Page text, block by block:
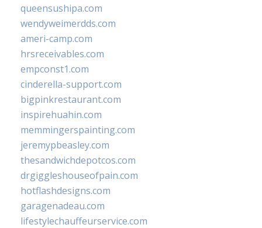
queensushipa.com
wendyweimerdds.com
ameri-camp.com
hrsreceivables.com
empconst1.com
cinderella-support.com
bigpinkrestaurant.com
inspirehuahin.com
memmingerspainting.com
jeremypbeasley.com
thesandwichdepotcos.com
drgiggleshouseofpain.com
hotflashdesigns.com
garagenadeau.com
lifestylechauffeurservice.com